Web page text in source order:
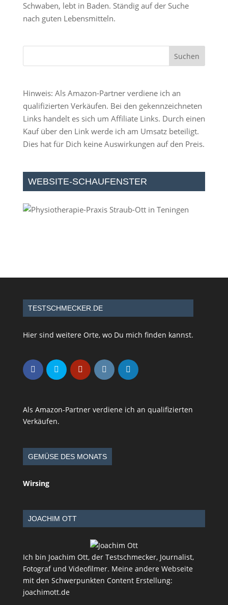
Schwaben, lebt in Baden. Ständig auf der Suche
nach guten Lebensmitteln.
Hinweis: Als Amazon-Partner verdiene ich an
qualifizierten Verkäufen. Bei den gekennzeichneten
Links handelt es sich um Affiliate Links. Durch einen
Kauf über den Link werde ich am Umsatz beteiligt.
Dies hat für Dich keine Auswirkungen auf den Preis.
WEBSITE-SCHAUFENSTER
TESTSCHMECKER.DE
Hier sind weitere Orte, wo Du mich finden kannst.
Als Amazon-Partner verdiene ich an qualifizierten
Verkäufen.
GEMÜSE DES MONATS
Wirsing
JOACHIM OTT
Ich bin Joachim Ott, der Testschmecker, Journalist,
Fotograf und Videofilmer. Meine andere Webseite
mit den Schwerpunkten Content Erstellung:
joachimott.de